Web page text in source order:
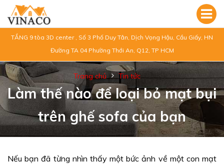
TẦNG 9 tòa 3D center , Số 3 Phố Duy Tân, Dịch Vọng Hậu, Cầu Giấy, HN
Đường TA 04 Phường Thới An, Q12, TP HCM
Trang chủ Tin tức
Làm thế nào để loại bỏ mạt bụi
trên ghế sofa của bạn
Nếu bạn đã từng nhìn thấy một bức ảnh về một con mạt